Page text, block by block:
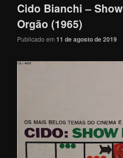
Cido Bianchi –
Orgão (1965)
Publicado em11 de agosto de 2019